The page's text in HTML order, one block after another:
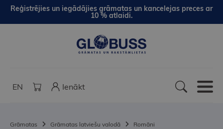
Reģistrējies un iegādājies grāmatas un kancelejas preces ar
10 % atlaidi.
EN Ienākt
Grāmatas Grāmatas latviešu valodā
Romāni